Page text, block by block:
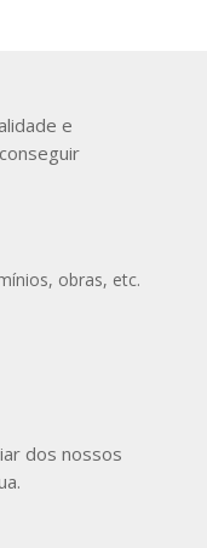
e
obras, etc.
dos nossos